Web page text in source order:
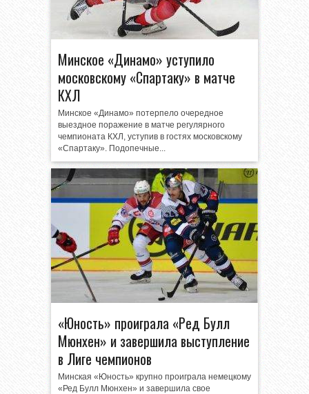
Минское «Динамо» уступило
московскому «Спартаку» в матче
КХЛ
Минское «Динамо» потерпело очередное
выездное поражение в матче регулярного
чемпионата КХЛ, уступив в гостях московскому
«Спартаку». Подопечные...
«Юность» проиграла «Ред Булл
Мюнхен» и завершила выступление
в Лиге чемпионов
Минская «Юность» крупно проиграла немецкому
«Ред Булл Мюнхен» и завершила свое